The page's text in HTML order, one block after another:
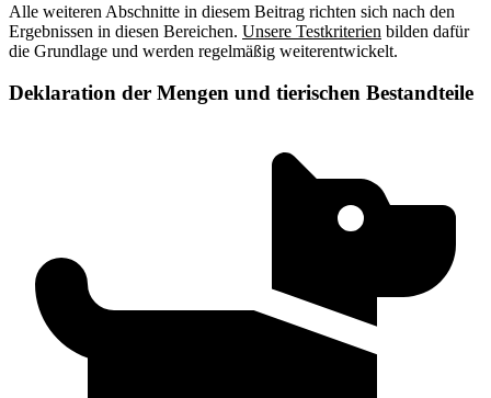
Alle weiteren Abschnitte in diesem Beitrag richten sich nach den
Ergebnissen in diesen Bereichen. Unsere Testkriterien bilden dafür
die Grundlage und werden regelmäßig weiterentwickelt.
Deklaration der Mengen und tierischen Bestandteile